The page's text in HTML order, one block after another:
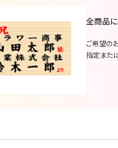
全商品
ご希望の
指定また